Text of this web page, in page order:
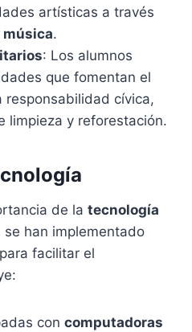
artísticas a través
música.
: Los alumnos
que fomentan el
responsabilidad cívica,
limpieza y reforestación.
de la tecnología
han implementado
facilitar el
con computadoras